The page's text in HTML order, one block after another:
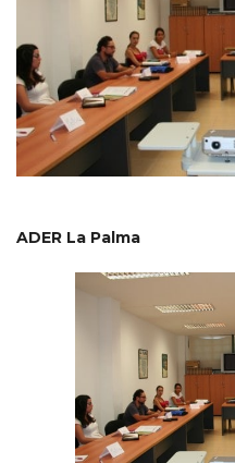
ADER La Palma